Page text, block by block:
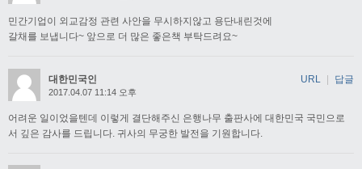
민간기업이 외교감정 관련 사안을 무시하지않고 용단내린것에
갈채를 보냅니다~ 앞으로 더 많은 좋은책 부탁드려요~
대한민국인
2017.04.07 11:14 오후
어려운 일이었을텐데 이렇게 결단해주신 은행나무 출판사에 대한민국 국민으로
서 깊은 감사를 드립니다. 귀사의 무궁한 발전을 기원합니다.
URL | 답글